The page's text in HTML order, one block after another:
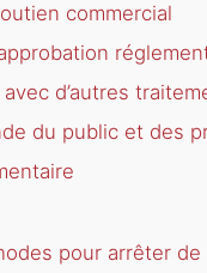
commercial
d’autres
du public et des
pour arrêter de